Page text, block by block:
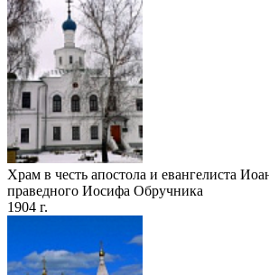
Храм в честь апостола и евангелиста
праведного Иосифа Обручника
1904 г.